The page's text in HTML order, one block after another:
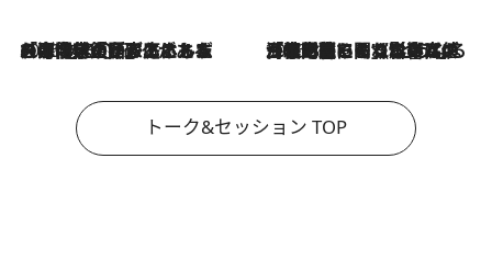
2026.8.3
「今後値上げがあるとすれば…」「リスクがあるのは今年の冬」エネルギー専門家が語る、ホルムズ海峡封鎖が家庭にもたらす“ある心配” 2026.8.3
「住宅建てられない…」「サーチャージ料の高値が続いている」ホルムズ海峡封鎖による影響はいつまで続く？《エネルギー専門家に聞く“どうなる日本の暮らし”》
トーク&セッション TOP